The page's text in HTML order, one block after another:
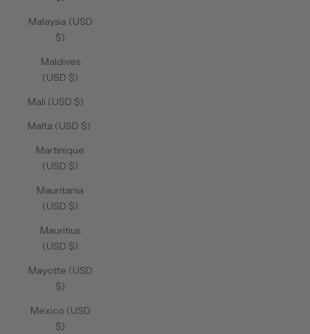
Malaysia (USD
$)
Maldives
(USD $)
Mali (USD $)
Malta (USD $)
Martinique
(USD $)
Mauritania
(USD $)
Mauritius
(USD $)
Mayotte (USD
$)
Mexico (USD
$)